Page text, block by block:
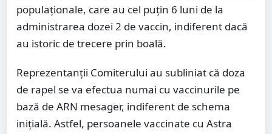
populaționale, care au cel puțin 6 luni de la
administrarea dozei 2 de vaccin, indiferent dacă
au istoric de trecere prin boală.
Reprezentanţii Comiterului au subliniat că doza
de rapel se va efectua numai cu vaccinurile pe
bază de ARN mesager, indiferent de schema
iniţială. Astfel, persoanele vaccinate cu Astra